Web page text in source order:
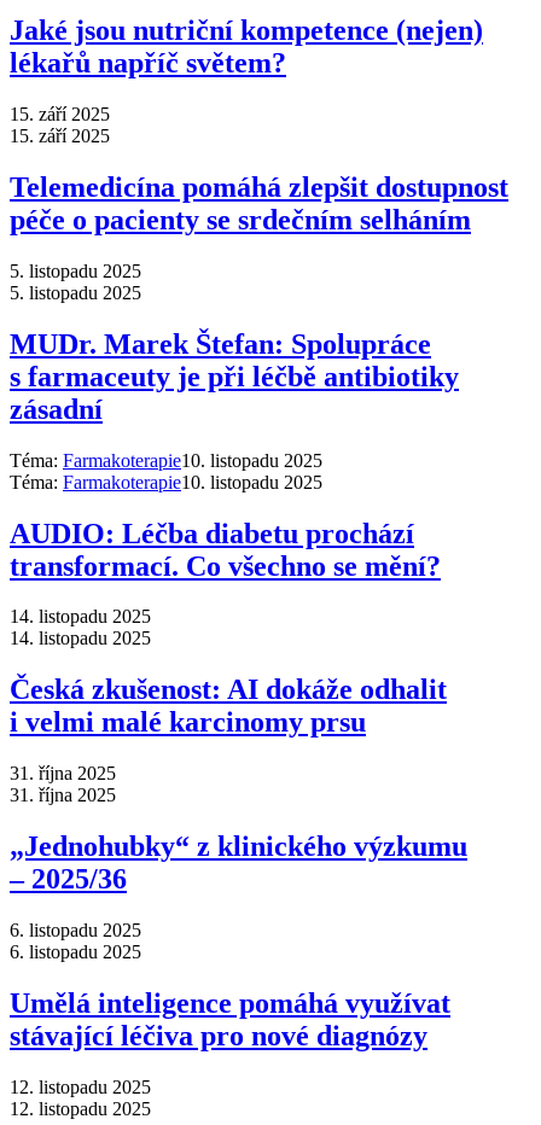
Jaké jsou nutriční kompetence (nejen)
lékařů napříč světem?
15. září 2025
15. září 2025
Telemedicína pomáhá zlepšit dostupnost
péče o pacienty se srdečním selháním
5. listopadu 2025
5. listopadu 2025
MUDr. Marek Štefan: Spolupráce
s farmaceuty je při léčbě antibiotiky
zásadní
Téma: Farmakoterapie10. listopadu 2025
Téma: Farmakoterapie10. listopadu 2025
AUDIO: Léčba diabetu prochází
transformací. Co všechno se mění?
14. listopadu 2025
14. listopadu 2025
Česká zkušenost: AI dokáže odhalit
i velmi malé karcinomy prsu
31. října 2025
31. října 2025
„Jednohubky“ z klinického výzkumu
–⁠ 2025/36
6. listopadu 2025
6. listopadu 2025
Umělá inteligence pomáhá využívat
stávající léčiva pro nové diagnózy
12. listopadu 2025
12. listopadu 2025